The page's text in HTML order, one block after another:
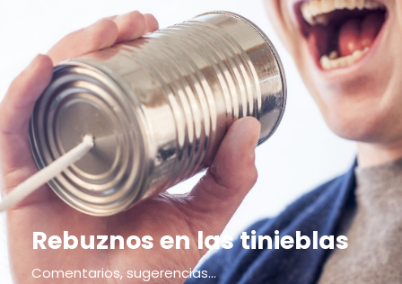
Rebuznos en las tinieblas
Comentarios, sugerencias...